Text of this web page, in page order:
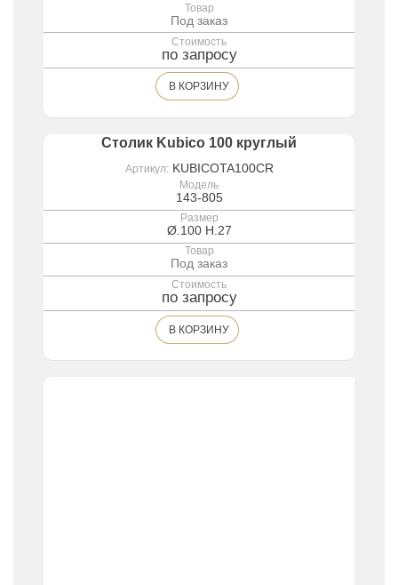
Товар
Под заказ
Стоимость
по запросу
В КОРЗИНУ
Столик Kubico 100 круглый
Артикул: KUBICOTA100CR
Модель
143-805
Размер
Ø.100 H.27
Товар
Под заказ
Стоимость
по запросу
В КОРЗИНУ